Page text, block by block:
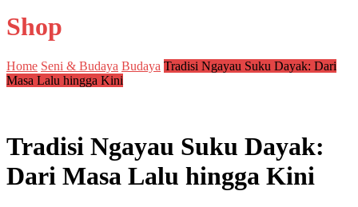
Shop
Home Seni & Budaya Budaya Tradisi Ngayau Suku Dayak: Dari
Masa Lalu hingga Kini
Tradisi Ngayau Suku Dayak:
Dari Masa Lalu hingga Kini